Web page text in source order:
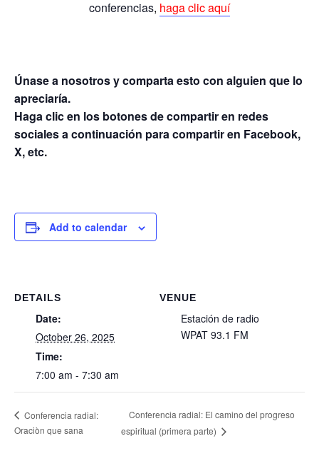
conferencias, haga clic aquí
Únase a nosotros y comparta esto con alguien que lo
apreciaría.
Haga clic en los botones de compartir en redes
sociales a continuación para compartir en Facebook,
X, etc.
Add to calendar
DETAILS
Date:
October 26, 2025
Time:
7:00 am - 7:30 am
VENUE
Estación de radio
WPAT 93.1 FM
Conferencia radial:
Oraciòn que sana
Conferencia radial: El camino del progreso
espiritual (primera parte)